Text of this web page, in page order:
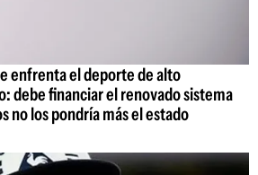
enfrenta el deporte de alto
debe financiar el renovado sistema
no los pondría más el estado